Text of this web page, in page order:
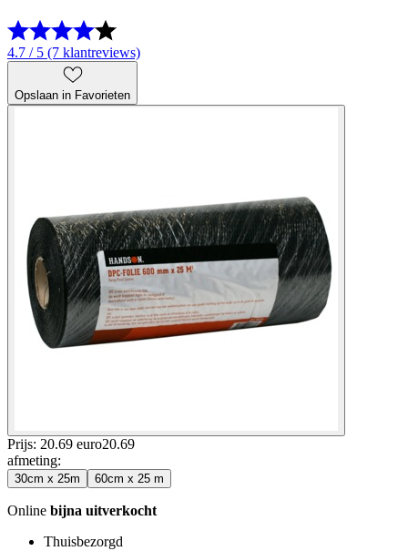
4.7 / 5 (7 klantreviews)
Opslaan in Favorieten
Prijs: 20.69 euro20.69
afmeting:
30cm x 25m 60cm x 25 m
Online bijna uitverkocht
Thuisbezorgd